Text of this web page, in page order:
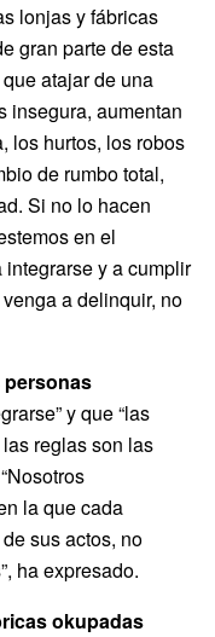
lonjas y fábricas
gran parte de esta
atajar de una
insegura, aumentan
los hurtos, los robos
de rumbo total,
Si no lo hacen
en el
y a cumplir
a delinquir, no
personas
y que “las
reglas son las
la que cada
sus actos, no
ha expresado.
okupadas